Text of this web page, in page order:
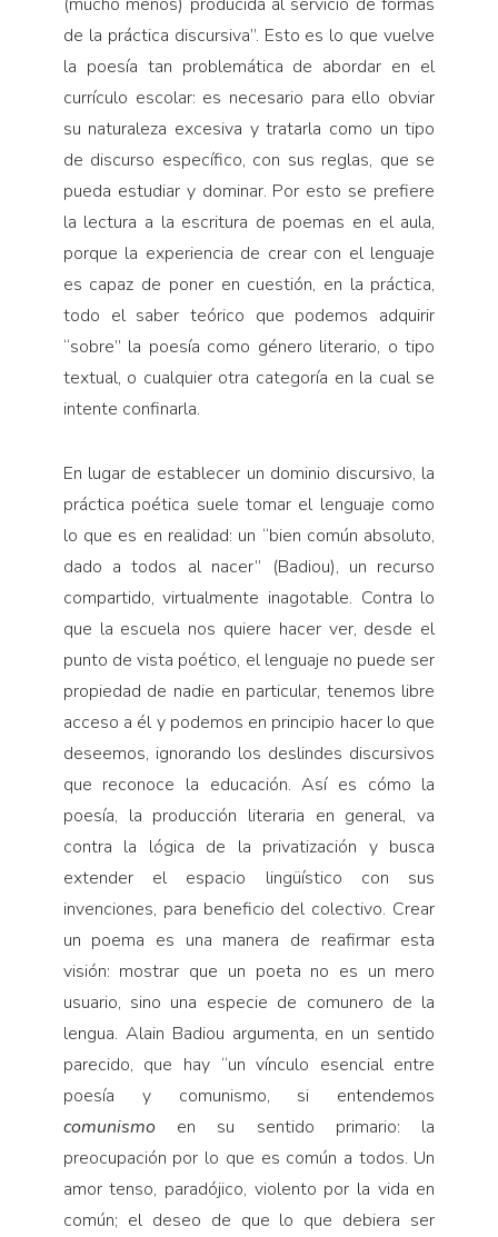
de la práctica discursiva”. Esto es lo que vuelve
la poesía tan problemática de abordar en el
currículo escolar: es necesario para ello obviar
su naturaleza excesiva y tratarla como un tipo
de discurso específico, con sus reglas, que se
pueda estudiar y dominar. Por esto se prefiere
la lectura a la escritura de poemas en el aula,
porque la experiencia de crear con el lenguaje
es capaz de poner en cuestión, en la práctica,
todo el saber teórico que podemos adquirir
“sobre” la poesía como género literario, o tipo
textual, o cualquier otra categoría en la cual se
intente confinarla.
En lugar de establecer un dominio discursivo, la
práctica poética suele tomar el lenguaje como
lo que es en realidad: un “bien común absoluto,
dado a todos al nacer” (Badiou), un recurso
compartido, virtualmente inagotable. Contra lo
que la escuela nos quiere hacer ver, desde el
punto de vista poético, el lenguaje no puede ser
propiedad de nadie en particular, tenemos libre
acceso a él y podemos en principio hacer lo que
deseemos, ignorando los deslindes discursivos
que reconoce la educación. Así es cómo la
poesía, la producción literaria en general, va
contra la lógica de la privatización y busca
extender el espacio lingüístico con sus
invenciones, para beneficio del colectivo. Crear
un poema es una manera de reafirmar esta
visión: mostrar que un poeta no es un mero
usuario, sino una especie de comunero de la
lengua. Alain Badiou argumenta, en un sentido
parecido, que hay “un vínculo esencial entre
poesía y comunismo, si entendemos
comunismo en su sentido primario: la
preocupación por lo que es común a todos. Un
amor tenso, paradójico, violento por la vida en
común; el deseo de que lo que debiera ser